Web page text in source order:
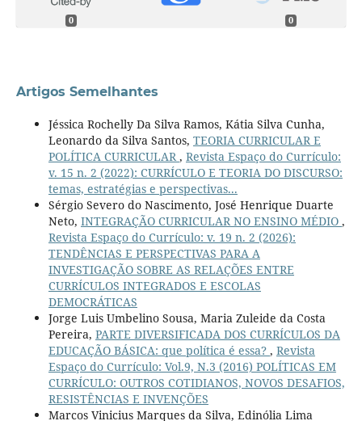
0 0
Artigos Semelhantes
Jéssica Rochelly Da Silva Ramos, Kátia Silva Cunha,
Leonardo da Silva Santos, TEORIA CURRICULAR E
POLÍTICA CURRICULAR, Revista Espaço do Currículo:
v. 15 n. 2 (2022): CURRÍCULO E TEORIA DO DISCURSO:
temas, estratégias e perspectivas...
Sérgio Severo do Nascimento, José Henrique Duarte
Neto, INTEGRAÇÃO CURRICULAR NO ENSINO MÉDIO ,
Revista Espaço do Currículo: v. 19 n. 2 (2026):
TENDÊNCIAS E PERSPECTIVAS PARA A
INVESTIGAÇÃO SOBRE AS RELAÇÕES ENTRE
CURRÍCULOS INTEGRADOS E ESCOLAS
DEMOCRÁTICAS
Jorge Luis Umbelino Sousa, Maria Zuleide da Costa
Pereira, PARTE DIVERSIFICADA DOS CURRÍCULOS DA
EDUCAÇÃO BÁSICA: que política é essa? , Revista
Espaço do Currículo: Vol.9, N.3 (2016) POLÍTICAS EM
CURRÍCULO: OUTROS COTIDIANOS, NOVOS DESAFIOS,
RESISTÊNCIAS E INVENÇÕES
Marcos Vinicius Marques da Silva, Edinólia Lima